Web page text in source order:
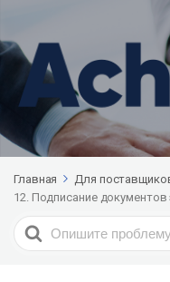
Главная
Для
12. Подписание
Search
For